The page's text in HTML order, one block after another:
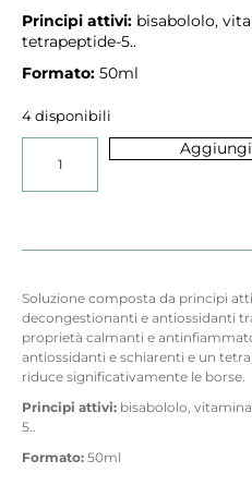
Principi attivi: bisabololo,
tetrapeptide-5..
Formato: 50ml
4 disponibili
Soluzione composta da principi
decongestionanti e antiossidanti
proprietà calmanti e
antiossidanti e schiarenti e un
riduce significativamente le borse.
Principi attivi: bisabololo,
5..
Formato: 50ml